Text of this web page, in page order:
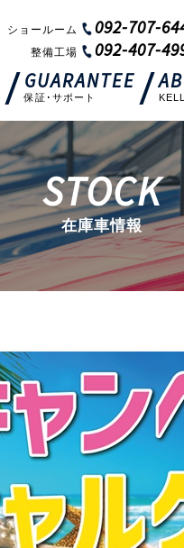
ショールーム 092-707-
整備工場 092-407-
GUARANTEE
保証･サポート
STOCK
在庫車情報